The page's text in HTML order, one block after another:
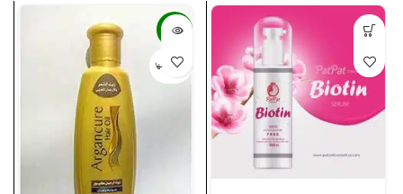
-50%
بيعت كلها